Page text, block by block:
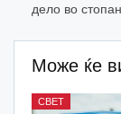
дело во
Може ќе
СВЕТ